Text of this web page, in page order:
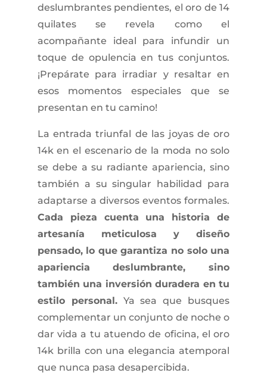
deslumbrantes pendientes, el oro de 14
quilates se revela como el
acompañante ideal para infundir un
toque de opulencia en tus conjuntos.
¡Prepárate para irradiar y resaltar en
esos momentos especiales que se
presentan en tu camino!
La entrada triunfal de las joyas de oro
14k en el escenario de la moda no solo
se debe a su radiante apariencia, sino
también a su singular habilidad para
adaptarse a diversos eventos formales.
Cada pieza cuenta una historia de
artesanía meticulosa y diseño
pensado, lo que garantiza no solo una
apariencia deslumbrante, sino
también una inversión duradera en tu
estilo personal.Ya sea que busques
complementar un conjunto de noche o
dar vida a tu atuendo de oficina, el oro
14k brilla con una elegancia atemporal
que nunca pasa desapercibida.